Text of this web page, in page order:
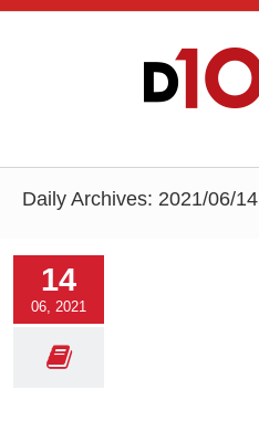
Daily Archives: 2021/06/14
14
06, 2021